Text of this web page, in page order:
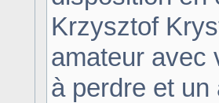
Krzysztof
amateur avec
à perdre et